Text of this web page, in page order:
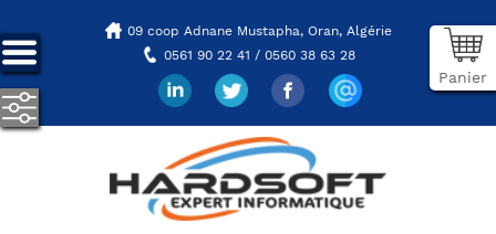
09 coop Adnane Mustapha, Oran, Algérie
0561 90 22 41 / 0560 38 63 28
Panier